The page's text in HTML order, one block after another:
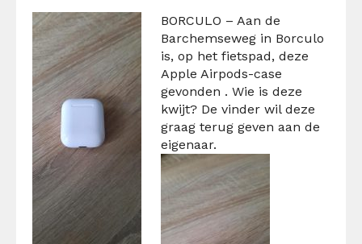
BORCULO – Aan de
Barchemseweg in Borculo
is, op het fietspad, deze
Apple Airpods-case
gevonden . Wie is deze
kwijt? De vinder wil deze
graag terug geven aan de
eigenaar.